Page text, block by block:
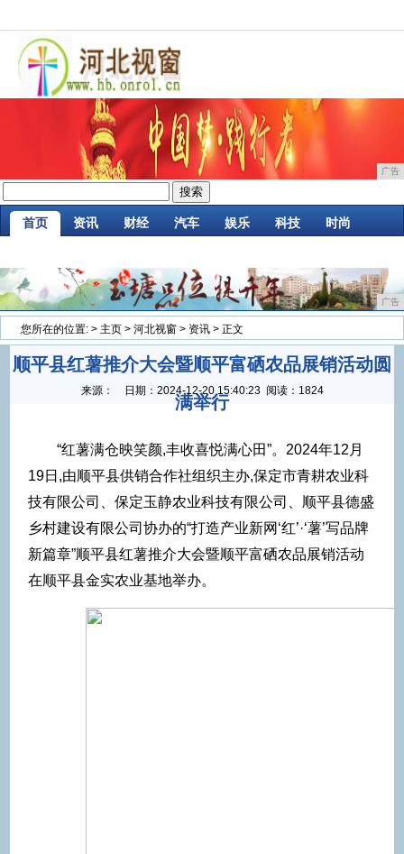
广告
首页 资讯 财经 汽车 娱乐 科技 时尚
广告
您所在的位置: > 主页 > 河北视窗 > 资讯 > 正文
顺平县红薯推介大会暨顺平富硒农品展销活动圆
满举行
来源： 日期： 2024-12-20 15:40:23 阅读：1824
“红薯满仓映笑颜,丰收喜悦满心田”。2024年12月
19日,由顺平县供销合作社组织主办,保定市青耕农业科
技有限公司、保定玉静农业科技有限公司、顺平县德盛
乡村建设有限公司协办的“打造产业新网‘红’·‘薯’写品牌
新篇章”顺平县红薯推介大会暨顺平富硒农品展销活动
在顺平县金实农业基地举办。